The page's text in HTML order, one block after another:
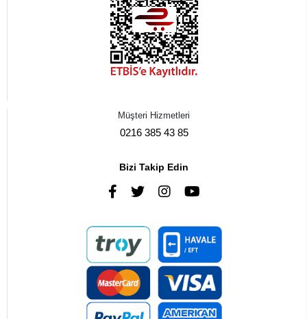
Müşteri Hizmetleri
0216 385 43 85
Bizi Takip Edin